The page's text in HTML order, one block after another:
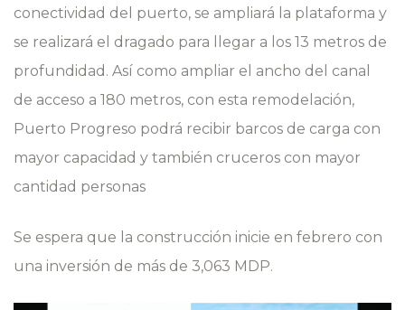
conectividad del puerto, se ampliará la plataforma y
se realizará el dragado para llegar a los 13 metros de
profundidad. Así como ampliar el ancho del canal
de acceso a 180 metros, con esta remodelación,
Puerto Progreso podrá recibir barcos de carga con
mayor capacidad y también cruceros con mayor
cantidad personas
Se espera que la construcción inicie en febrero con
una inversión de más de 3,063 MDP.